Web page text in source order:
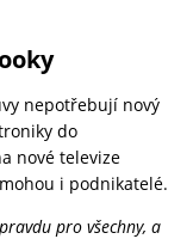
nepotřebují nový
do
nové televize
i podnikatelé.
pro všechny, a